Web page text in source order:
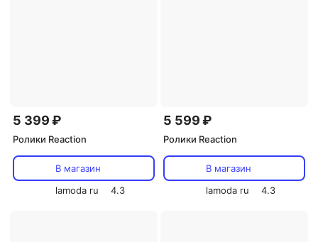
5 399 ₽
Ролики Reaction
В магазин
lamoda ru
4.3
5 599 ₽
Ролики Reaction
В магазин
lamoda ru
4.3